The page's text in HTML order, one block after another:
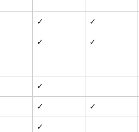
✓ ✓
✓ ✓
✓
✓ ✓
✓